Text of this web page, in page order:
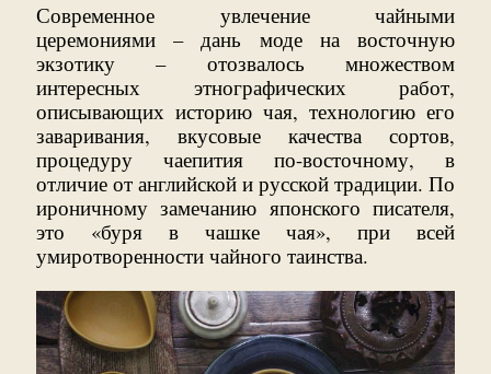
Современное увлечение чайными
церемониями – дань моде на восточную
экзотику – отозвалось множеством
интересных этнографических работ,
описывающих историю чая, технологию его
заваривания, вкусовые качества сортов,
процедуру чаепития по-восточному, в
отличие от английской и русской традиции. По
ироничному замечанию японского писателя,
это «буря в чашке чая», при всей
умиротворенности чайного таинства.